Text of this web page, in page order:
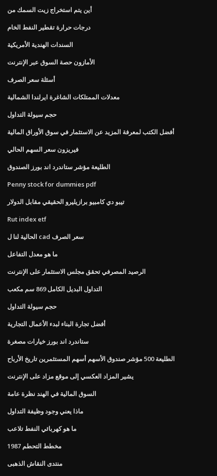
أين يتم استخراج زيت السمك من
درجات حرارة تقطير النفط الخام
السندات الهندية الأمريكية
الأمازون حصة السوق عبر الإنترنت
أسئلة سعر الصرف
معدلات الممتلكات الشاغرة ايرلندا الشمالية
حجم سيولة التداول
أفضل الكتب لمعرفة المزيد عن الاستثمار في سوق الأوراق المالية
فيريزون سعر السهم الحالي
الطليعة مؤشر ستاندرد اند بورز الصندوق
Penny stock for dummies pdf
تيبو دي كامبيو برازيليرو الحقيقي مقابل الدولار
Rut index etf
الحالية لنا ل cad سعر الصرف
ما هو معدل التفاعل
الرصيد المصرفي تحقق مجلس الاستثمار على الإنترنت
التداول البديل الكامل 869 سم مكعب
حجم سيولة التداول
أفضل تجارة البناء لبدء الأعمال التجارية
ستاندرد اند بورز خيارات مصغرة
الطليعة 500 مؤشر صندوق الأسهم أسهم المستثمرين تاريخ الأرباح
يشير المزاد العكسي إلى موقع مزاد على الإنترنت
السوق المالية في الهند نظرة عامة
ماذا يعني وجود وظيفة التداول
ما هو كهربائي النفط تلاعب
1987 مخطط التحطم
منتدى النقاش الذهبى